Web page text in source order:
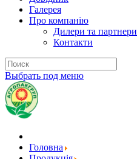
Галерея
Про компанію
Дилери та партнери
Контакти
Выбрать под меню
Головна